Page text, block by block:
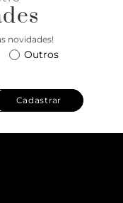
novidades!
Outros
Cadastrar